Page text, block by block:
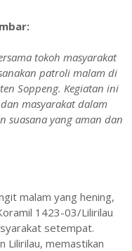
tokoh masyarakat
patroli malam di
Soppeng. Kegiatan ini
masyarakat dalam
suasana yang aman dan
malam yang hening,
1423-03/Lilirilau
setempat.
Lilirilau, memastikan